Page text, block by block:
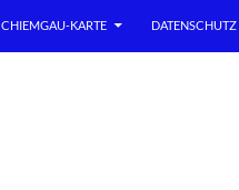
CHIEMGAU-KARTE DATENSCHUTZ